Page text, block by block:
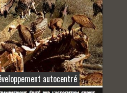
autocentré